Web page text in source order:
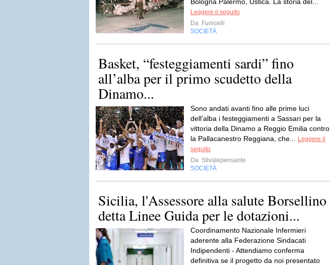
Leggere il seguito
Da Funicelli
SOCIETÀ
Basket, “festeggiamenti sardi” fino
all’alba per il primo scudetto della
Dinamo...
Sono andati avanti fino alle prime luci
dell’alba i festeggiamenti a Sassari per la
vittoria della Dinamo a Reggio Emilia contro
la Pallacanestro Reggiana, che...
Leggere il
seguito
Da Stivalepensante
SOCIETÀ
Sicilia, l'Assessore alla salute Borsellino
detta Linee Guida per le dotazioni...
Coordinamento Nazionale Infermieri
aderente alla Federazione Sindacati
Indipendenti - Attendiamo conferma
definitiva se il progetto da noi presentato